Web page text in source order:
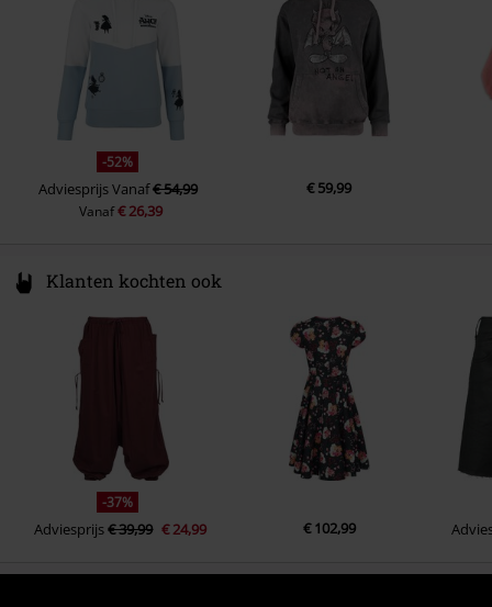
-52%
AdviesprijsVanaf€ 54,99
Vanaf€ 26,39
€ 59,99
Klanten kochten ook
-37%
Adviesprijs€ 39,99 € 24,99 € 102,99